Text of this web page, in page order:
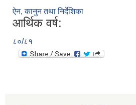
ऐन, कानुन तथा निर्देशिका
आर्थिक वर्ष:
८०/८१